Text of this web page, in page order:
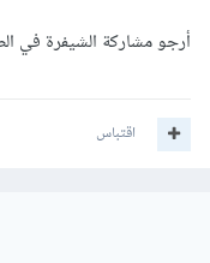
أرجو مشاركة الشيفرة في
اقتباس